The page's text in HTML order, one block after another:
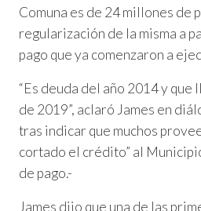
Comuna es de 24 millones de
regularización de la misma a
pago que ya comenzaron a
“Es deuda del año 2014 y que
de 2019”, aclaró James en
tras indicar que muchos
cortado el crédito” al
de pago.-
James dijo que una de las